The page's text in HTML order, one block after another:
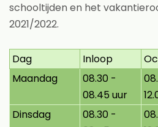
schooltijden en het
2021/2022.
Dag Inloop
Maandag
08.30 -
08.45 uur
Dinsdag
08.30 -